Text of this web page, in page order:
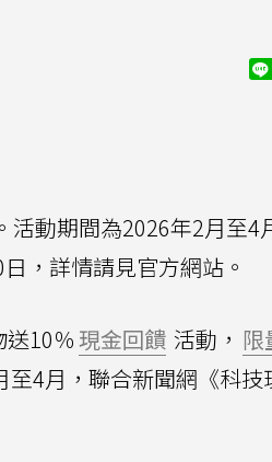
活動期間為2026年2月至4
，詳情請見官方網站。
送10％現金回饋 活動， 限
4月，聯合新聞網《科技